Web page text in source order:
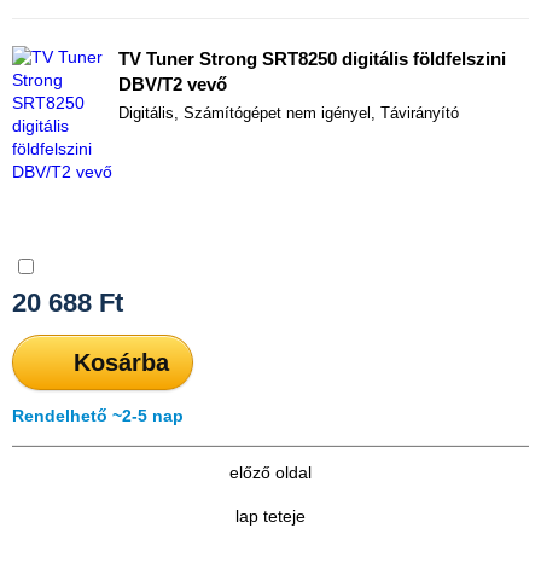
TV Tuner Strong SRT8250 digitális földfelszini
DBV/T2 vevő
Digitális, Számítógépet nem igényel, Távirányító
20 688 Ft
Kosárba
Rendelhető ~2-5 nap
előző oldal
lap teteje